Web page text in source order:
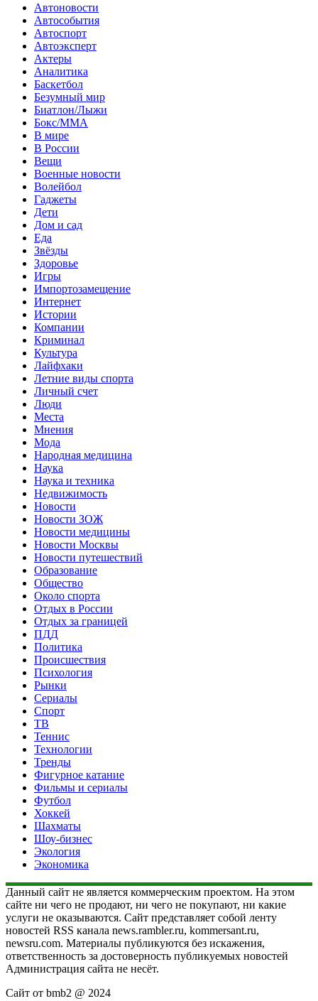
Автоновости
Автособытия
Автоспорт
Автоэксперт
Актеры
Аналитика
Баскетбол
Безумный мир
Биатлон/Лыжи
Бокс/MMA
В мире
В России
Вещи
Военные новости
Волейбол
Гаджеты
Дети
Дом и сад
Еда
Звёзды
Здоровье
Игры
Импортозамещение
Интернет
Истории
Компании
Криминал
Культура
Лайфхаки
Летние виды спорта
Личный счет
Люди
Места
Мнения
Мода
Народная медицина
Наука
Наука и техника
Недвижимость
Новости
Новости ЗОЖ
Новости медицины
Новости Москвы
Новости путешествий
Образование
Общество
Около спорта
Отдых в России
Отдых за границей
ПДД
Политика
Происшествия
Психология
Рынки
Сериалы
Спорт
ТВ
Теннис
Технологии
Тренды
Фигурное катание
Фильмы и сериалы
Футбол
Хоккей
Шахматы
Шоу-бизнес
Экология
Экономика
Данный сайт не является коммерческим проектом. На этом
сайте ни чего не продают, ни чего не покупают, ни какие
услуги не оказываются. Сайт представляет собой ленту
новостей RSS канала news.rambler.ru, kommersant.ru,
newsru.com. Материалы публикуются без искажения,
ответственность за достоверность публикуемых новостей
Администрация сайта не несёт.
Сайт от bmb2 @ 2024